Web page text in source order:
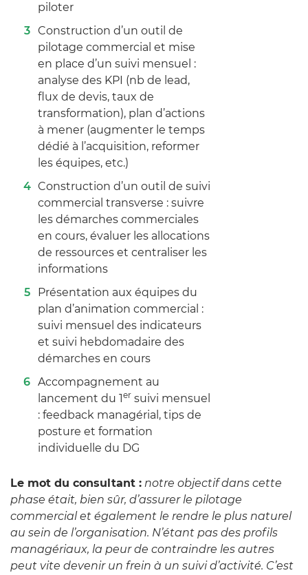
piloter
Construction d’un outil de
pilotage commercial et mise
en place d’un suivi mensuel :
analyse des KPI (nb de lead,
flux de devis, taux de
transformation), plan d’actions
à mener (augmenter le temps
dédié à l’acquisition, reformer
les équipes, etc.)
Construction d’un outil de suivi
commercial transverse : suivre
les démarches commerciales
en cours, évaluer les allocations
de ressources et centraliser les
informations
Présentation aux équipes du
plan d’animation commercial :
suivi mensuel des indicateurs
et suivi hebdomadaire des
démarches en cours
Accompagnement au
lancement du 1er suivi mensuel
: feedback managérial, tips de
posture et formation
individuelle du DG
Le mot du consultant : notre objectif dans cette
phase était, bien sûr, d’assurer le pilotage
commercial et également le rendre le plus naturel
au sein de l’organisation. N’étant pas des profils
managériaux, la peur de contraindre les autres
peut vite devenir un frein à un suivi d’activité. C’est